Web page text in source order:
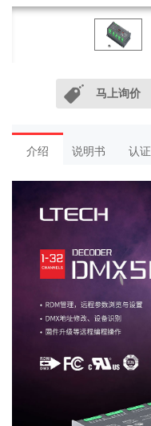
马上询价
介绍 说明书 认证